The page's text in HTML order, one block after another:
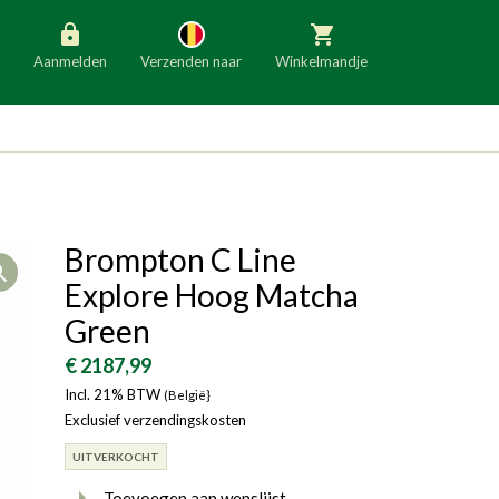
Aanmelden Verzenden naar
Slovenië Italië
Denemarken Finland
Bulgarije
Winkelmandje
Open
Brompton C Line
Explore Hoog Matcha
Green
€ 2187,99
Incl. 21% BTW (België}
Exclusief verzendingskosten
UITVERKOCHT